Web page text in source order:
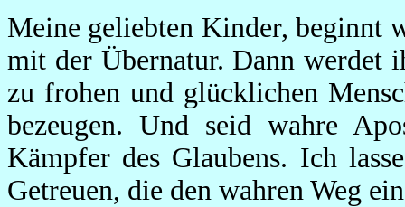
Meine geliebten Kinder, beginnt
mit der Übernatur. Dann werdet
zu frohen und glücklichen
bezeugen. Und seid wahre
Kämpfer des Glaubens. Ich
Getreuen, die den wahren Weg